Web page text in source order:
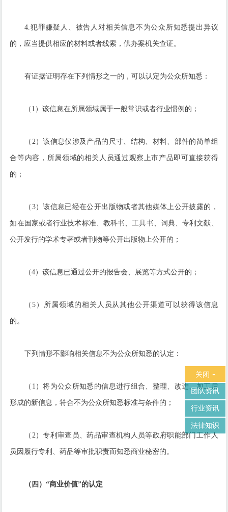
关闭 -
团队资讯
行业资讯
法律知识
4.犯罪嫌疑人、被告人对相关信息不为公众所知悉提出异议
的，应当提供相应的材料或者线索，供办案机关查证。
有证据证明存在下列情形之一的，可以认定为公众所知悉：
（1）该信息在所属领域属于一般常识或者行业惯例的；
（2）该信息仅涉及产品的尺寸、结构、材料、部件的简单组
合等内容，所属领域的相关人员通过观察上市产品即可直接获得
的；
（3）该信息已经在公开出版物或者其他媒体上公开披露的，
如在国家或者行业技术标准、教科书、工具书、词典、专利文献、
公开发行的学术专著或者刊物等公开出版物上公开的；
（4）该信息已通过公开的报告会、展览等方式公开的；
（5）所属领域的相关人员从其他公开渠道可以获得该信息
的。
下列情形不影响相关信息不为公众所知悉的认定：
（1）将为公众所知悉的信息进行组合、整理、改进、加工后
形成的新信息，符合不为公众所知悉标准与条件的；
（2）专利审查员、药品审查机构人员等政府职能部门工作人
员因履行专利、药品等审批职责而知悉商业秘密的。
（四）“商业价值”的认定